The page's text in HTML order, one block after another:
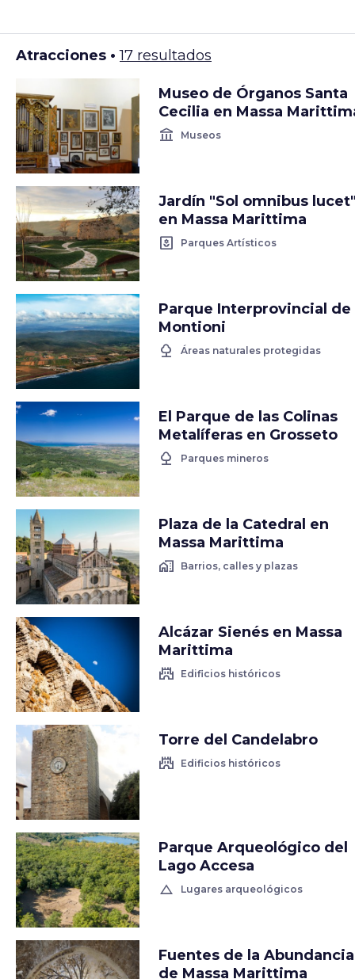
Atracciones •17 resultados
Museo de Órganos Santa
Cecilia en Massa
account_balance Museos
Jardín "Sol omnibus lucet"
en Massa Marittima
yard Parques Artísticos
Parque Interprovincial de
Montioni
nature Áreas naturales protegidas
El Parque de las Colinas
Metalíferas en Grosseto
nature Parques mineros
Plaza de la Catedral en
Massa Marittima
home_work Barrios, calles y plazas
Alcázar Sienés en Massa
Marittima
castle Edificios históricos
Torre del Candelabro
castle Edificios históricos
Parque Arqueológico del
Lago Accesa
change_history Lugares arqueológicos
Fuentes de la Abundancia
de Massa Marittima